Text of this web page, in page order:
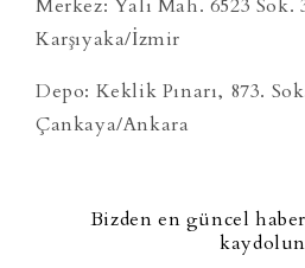
Merkez: Yalı Mah. 6523 Sok.
Karşıyaka/İzmir
Depo: Keklik Pınarı, 873.
Çankaya/Ankara
Bizden en güncel